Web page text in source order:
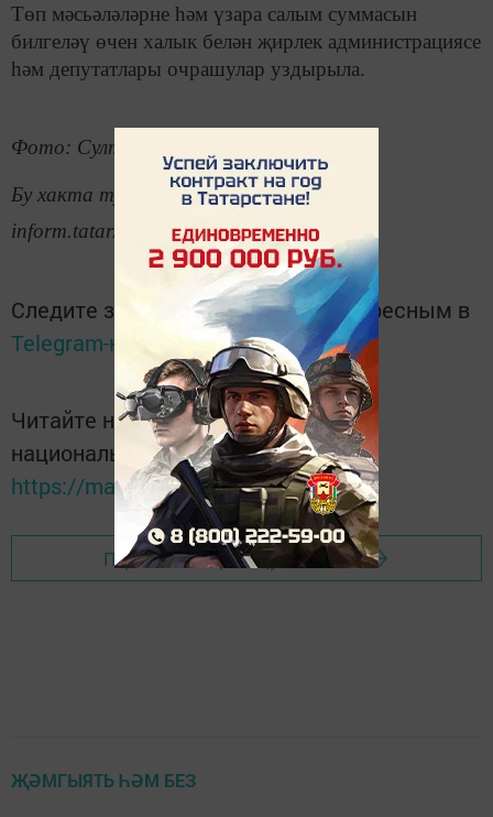
Төп мәсьәләләрне һәм үзара салым суммасын
билгеләү өчен халык белән җирлек администрациясе
һәм депутатлары очрашулар уздырыла.
Фото: Султан Исхаков
Бу хакта тулырак: https://tatar-
inform.tatar/news/2018/11/18/175388/
Следите за самым важным и интересным в
Telegram-каналеТатмедиа
Читайте новости Татарстана в
национальном мессенджере MАХ:
https://max.ru/tatmedia
Перейти на страницу новости
ҖӘМГЫЯТЬ ҺӘМ БЕЗ